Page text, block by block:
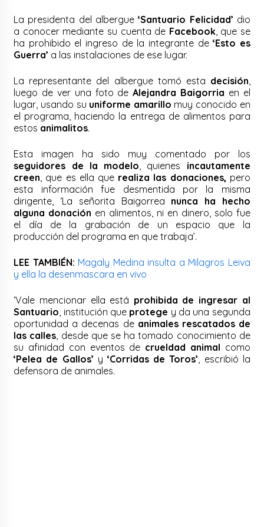
La presidenta del albergue‘Santuario Felicidad’ dio
a conocer mediante su cuenta de Facebook, que se
ha prohibido el ingreso de la integrante de‘Esto es
Guerra’ a las instalaciones de ese lugar.
La representante del albergue tomó esta decisión
luego de ver una foto deAlejandra Baigorria en el
lugar, usando su uniforme amarillo muy conocido en
el programa, haciendo la entrega de alimentos para
estos animalitos.
Esta imagen ha sido muy comentado por los
seguidores de la modelo , quienes incautamente
creen , que es ella que realiza las donaciones, pero
esta información fue desmentida por la misma
dirigente, ‘La señorita Baigorrea nunca ha hecho
alguna donación en alimentos, ni en dinero, solo fue
el día de la grabación de un espacio que la
producción del programa en que trabaja’.
LEE TAMBIÉN: Magaly Medina insulta a Milagros Leiva
y ella la desenmascara en vivo
‘Vale mencionar ella está prohibida de ingresar al
Santuario , institución que protege y da una segunda
oportunidad a decenas de animales rescatados de
las calles , desde que se ha tomado conocimiento de
su afinidad con eventos de crueldad animal como
‘Pelea de Gallos’ y‘Corridas de Toros’ , escribió la
defensora de animales.